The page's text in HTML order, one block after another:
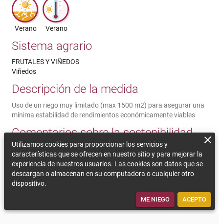
Verano Verano
Sistema agrario
FRUTALES Y VIÑEDOS
Viñedos
Descripción de la medida
Uso de un riego muy limitado (max 1500 m2) para asegurar una
mínima estabilidad de rendimientos económicamente viables
Comentarios sobre la sostenibilidad
Esta técnica de riego es para asegurar una uniformidad mínima
en los rendimientos a lo largo de los años, para que los
agricultores no abandonen la actividad agrícola. Para esto, el
volumen utilizado (no más de 1.500 m3) debe ser monitoreado
cuidadosamente y utilizar la técnica de riego más eficiente
Utilizamos cookies para proporcionar los servicios y
características que se ofrecen en nuestro sitio y para mejorar la
experiencia de nuestros usuarios. Las cookies son datos que se
descargan o almacenan en su computadora o cualquier otro
dispositivo.
ME NIEGO ACEPTO